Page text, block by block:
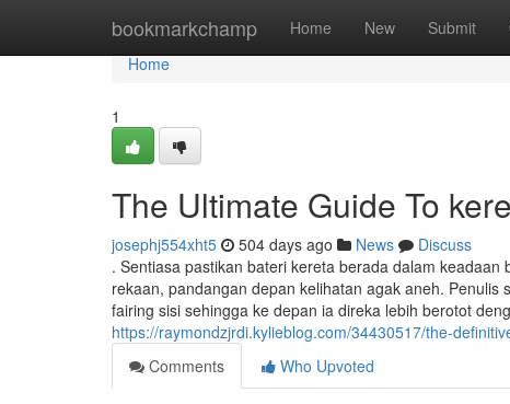
bookmarkchamp Home New Submit
Home
Home
1
The Ultimate Guide To
josephj554xht5 504 days ago News
Discuss
. Sentiasa pastikan bateri kereta berada dalam
rekaan, pandangan depan kelihatan agak aneh.
fairing sisi sehingga ke depan ia direka lebih berotot
https://raymondzjrdi.kylieblog.com/34430517/the-
Comments
Who Upvoted